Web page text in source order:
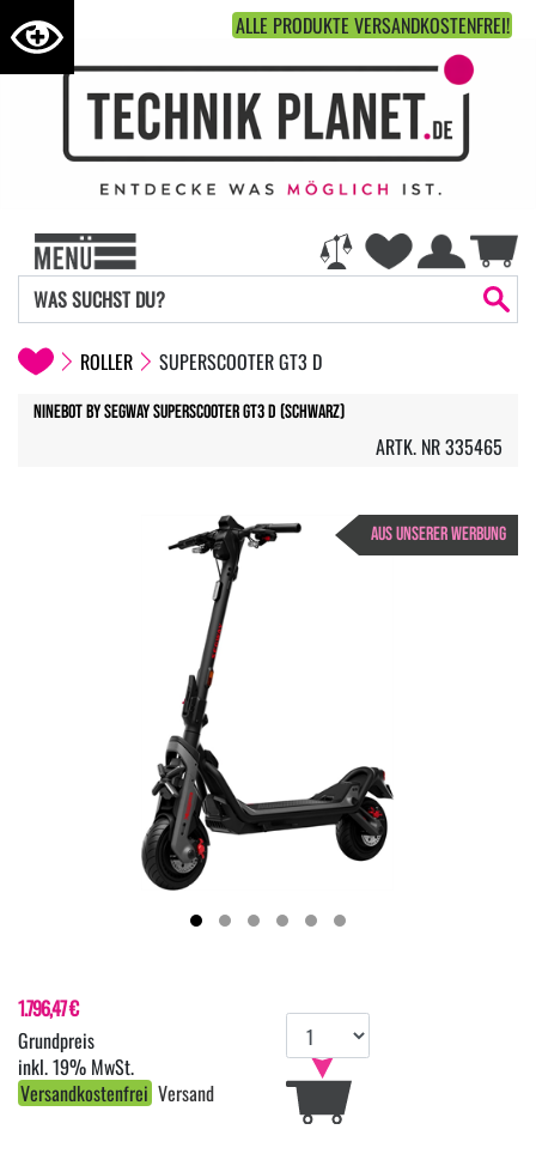
ALLE PRODUKTE VERSANDKOSTENFREI!
ROLLER SUPERSCOOTER GT3 D
Ninebot by Segway Superscooter GT3 D (Schwarz)
ARTK. NR 335465
AUS UNSERER WERBUNG
1.796,47 €
inkl. 19% MwSt.
Versandkostenfrei Versand